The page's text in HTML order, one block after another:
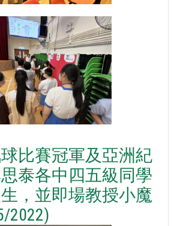
比賽冠軍及亞洲紀
泰各中四五級同學
，並即場教授小魔
2022)